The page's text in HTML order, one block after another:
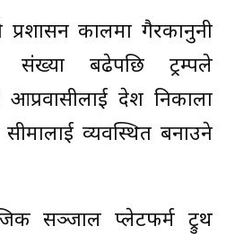
प्रशासन कालमा गैरकानुनी
संख्या बढेपछि ट्रम्पले
आप्रवासीलाई देश निकाला
व्यवस्थित बनाउने
सञ्जाल प्लेटफर्म ट्रुथ